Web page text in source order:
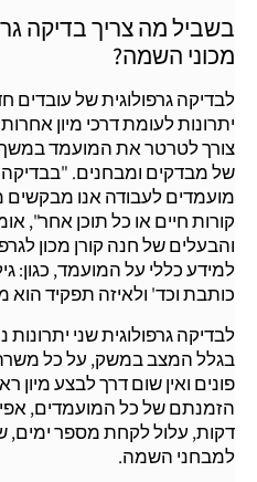
בשביל מה צריך בדיקה
מכוני השמה?
לבדיקה גרפולוגית של עובדים
יתרונות לעומת דרכי מיון
צורך לטרטר את המועמד במשך
של מבדקים ומבחנים. "בבדיקה
מועמדים לעבודה אנו
קורות חיים או כל תוכן אחר",
והבעלים של חנה קורן מכון
למידע כללי על המועמד, כגון:
כותבת וכד' ולאיזה תפקיד הוא
לבדיקה גרפולוגית שני
בגלל המצב במשק, על כל משרה
פונים ואין שום דרך לבצע מיון
דקות, עלול לקחת מספר ימים,
למבחני השמה.